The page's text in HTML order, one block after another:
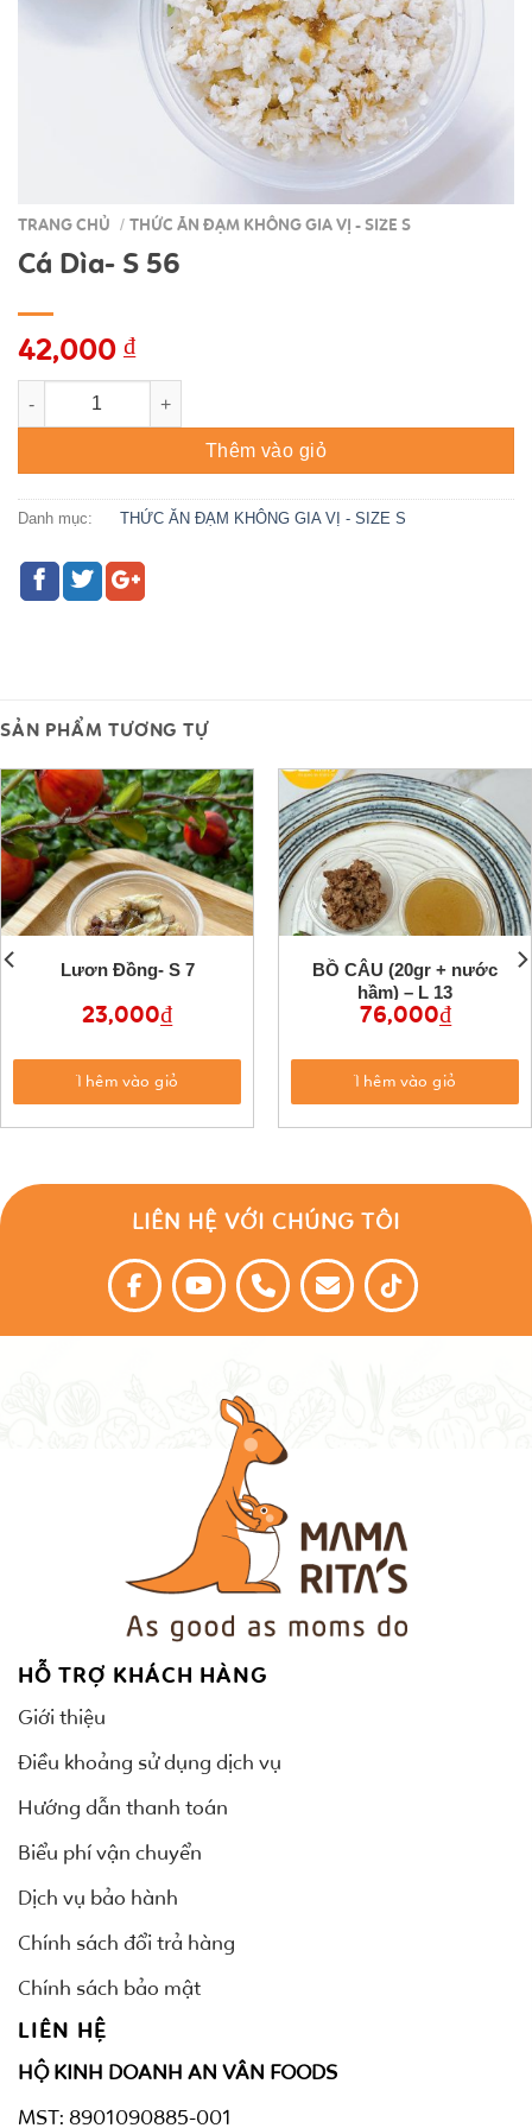
TRANG CHỦ / THỨC ĂN ĐẠM KHÔNG GIA VỊ - SIZE S
Cá Dìa- S 56
42,000 ₫
Cá Dìa- S 56 số lượng
Thêm vào giỏ
Danh mục: THỨC ĂN ĐẠM KHÔNG GIA VỊ - SIZE S
SẢN PHẨM TƯƠNG TỰ
Lươn Đồng- S 7
23,000₫
Thêm vào giỏ
BỒ CÂU (20gr + nước
hầm) – L 13
76,000₫
Thêm vào giỏ
LIÊN HỆ VỚI CHÚNG TÔI
HỖ TRỢ KHÁCH HÀNG
Giới thiệu
Điều khoảng sử dụng dịch vụ
Hướng dẫn thanh toán
Biểu phí vận chuyển
Dịch vụ bảo hành
Chính sách đổi trả hàng
Chính sách bảo mật
LIÊN HỆ
HỘ KINH DOANH AN VÂN FOODS
MST: 8901090885-001